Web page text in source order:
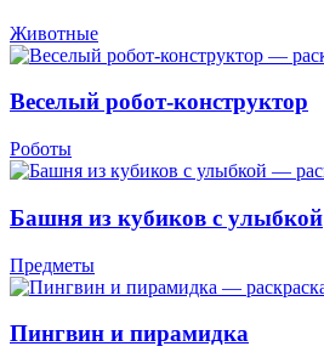
Животные
Веселый робот-конструктор
Роботы
Башня из кубиков с улыбкой
Предметы
Пингвин и пирамидка